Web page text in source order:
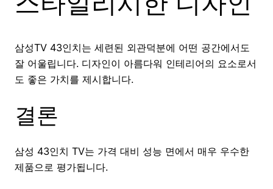
삼성TV 43인치는 세련된 외관덕분에 어떤 공간에서도
잘 어울립니다. 디자인이 아름다워 인테리어의 요소로서
도 좋은 가치를 제시합니다.
결론
삼성 43인치 TV는 가격 대비 성능 면에서 매우 우수한
제품으로 평가됩니다.